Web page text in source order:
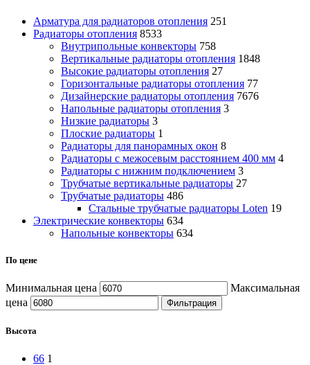
Арматура для радиаторов отопления 251
Радиаторы отопления 8533
Внутрипольные конвекторы 758
Вертикальные радиаторы отопления 1848
Высокие радиаторы отопления 27
Горизонтальные радиаторы отопления 77
Дизайнерские радиаторы отопления 7676
Напольные радиаторы отопления 3
Низкие радиаторы 3
Плоские радиаторы 1
Радиаторы для панорамных окон 8
Радиаторы с межосевым расстоянием 400 мм 4
Радиаторы с нижним подключением 3
Трубчатые вертикальные радиаторы 27
Трубчатые радиаторы 486
Cтальные трубчатые радиаторы Loten 19
Электрические конвекторы 634
Напольные конвекторы 634
По цене
Минимальная цена
Максимальная
цена
Фильтрация
Высота
66 1